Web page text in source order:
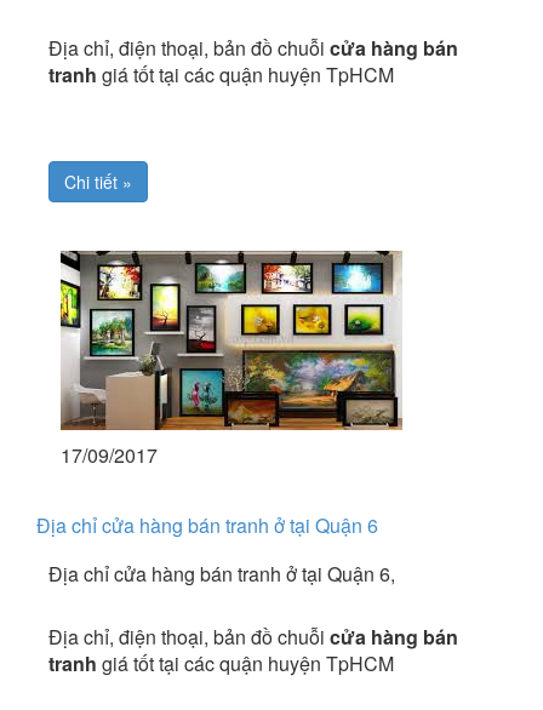
Địa chỉ, điện thoại, bản đồ chuỗi cửa hàng bán
tranh giá tốt tại các quận huyện TpHCM
Chi tiết »
17/09/2017
Địa chỉ cửa hàng bán tranh ở tại Quận 6
Địa chỉ cửa hàng bán tranh ở tại Quận 6,
Địa chỉ, điện thoại, bản đồ chuỗi cửa hàng bán
tranh giá tốt tại các quận huyện TpHCM